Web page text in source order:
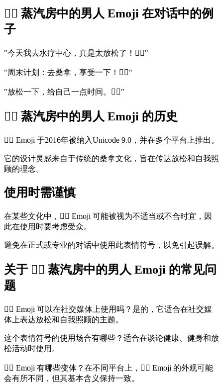
🧖‍♂️ 蒸汽房中的男人 Emoji 在对话中的例
子
"今天我去水疗中心，真是太放松了！🧖‍♂️"
"周末计划：去桑拿，享受一下！🧖‍♂️"
"放松一下，给自己一点时间。🧖‍♂️"
🧖‍♂️ 蒸汽房中的男人 Emoji 的历史
🧖‍♂️ Emoji 于2016年被纳入Unicode 9.0，并在多个平台上推出。
它的设计灵感来自于传统的桑拿文化，旨在传达放松和自我照
顾的理念。
使用时需谨慎
在某些文化中，🧖‍♂️ Emoji 可能被视为不适当或不合时宜，因
此在使用时要考虑受众。
避免在正式或专业的对话中使用此表情符号，以免引起误解。
关于 🧖‍♂️ 蒸汽房中的男人 Emoji 的常见问
题
🧖‍♂️ Emoji 可以在社交媒体上使用吗？是的，它适合在社交媒
体上表达放松和自我照顾的主题。
这个表情符号的使用场合有哪些？适合在谈论健康、健身和放
松活动时使用。
🧖‍♂️ Emoji 有哪些变体？在不同平台上，🧖‍♂️ Emoji 的外观可能
会有所不同，但其基本含义保持一致。